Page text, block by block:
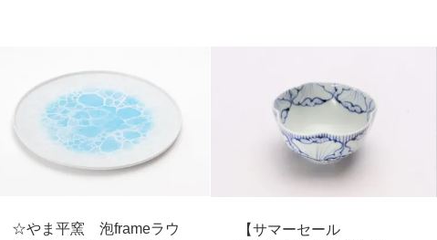
☆やま平窯 泡frameラウ
【サマーセール